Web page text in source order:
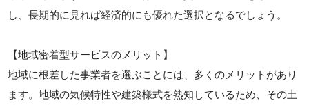
し、長期的に見れば経済的にも優れた選択となるでしょう。
【地域密着型サービスのメリット】
地域に根差した事業者を選ぶことには、多くのメリットがあり
ます。地域の気候特性や建築様式を熟知しているため、その土